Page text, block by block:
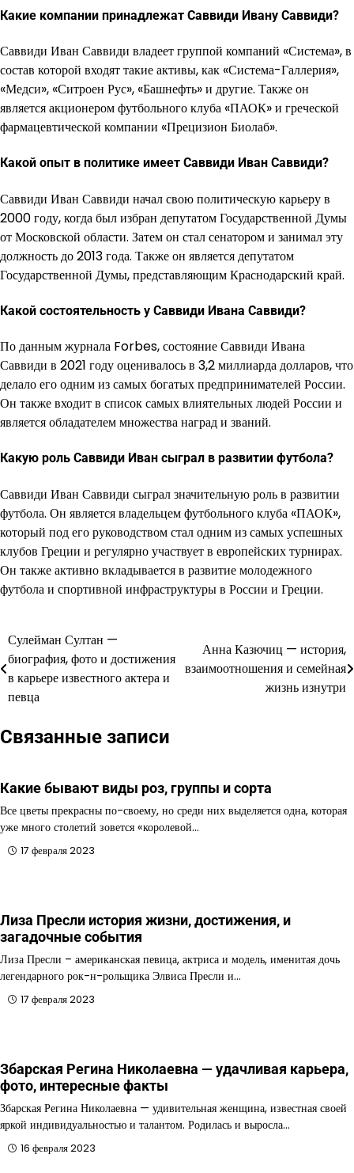
Какие компании принадлежат Саввиди Ивану Саввиди?
Саввиди Иван Саввиди владеет группой компаний «Система», в
состав которой входят такие активы, как «Система-Галлерия»,
«Медси», «Ситроен Рус», «Башнефть» и другие. Также он
является акционером футбольного клуба «ПАОК» и греческой
фармацевтической компании «Прецизион Биолаб».
Какой опыт в политике имеет Саввиди Иван Саввиди?
Саввиди Иван Саввиди начал свою политическую карьеру в
2000 году, когда был избран депутатом Государственной Думы
от Московской области. Затем он стал сенатором и занимал эту
должность до 2013 года. Также он является депутатом
Государственной Думы, представляющим Краснодарский край.
Какой состоятельность у Саввиди Ивана Саввиди?
По данным журнала Forbes, состояние Саввиди Ивана
Саввиди в 2021 году оценивалось в 3,2 миллиарда долларов, что
делало его одним из самых богатых предпринимателей России.
Он также входит в список самых влиятельных людей России и
является обладателем множества наград и званий.
Какую роль Саввиди Иван сыграл в развитии футбола?
Саввиди Иван Саввиди сыграл значительную роль в развитии
футбола. Он является владельцем футбольного клуба «ПАОК»,
который под его руководством стал одним из самых успешных
клубов Греции и регулярно участвует в европейских турнирах.
Он также активно вкладывается в развитие молодежного
футбола и спортивной инфраструктуры в России и Греции.
Навигация
по
записям
Сулейман Султан —
биография, фото и достижения
в карьере известного актера и
певца
Анна Казючиц — история,
взаимоотношения и семейная
жизнь изнутри
Связанные записи
Какие бывают виды роз, группы и сорта
Все цветы прекрасны по-своему, но среди них выделяется одна, которая
уже много столетий зовется «королевой…
17 февраля 2023
Лиза Пресли история жизни, достижения, и
загадочные события
Лиза Пресли – американская певица, актриса и модель, именитая дочь
легендарного рок-н-рольщика Элвиса Пресли и…
17 февраля 2023
Збарская Регина Николаевна — удачливая карьера,
фото, интересные факты
Збарская Регина Николаевна — удивительная женщина, известная своей
яркой индивидуальностью и талантом. Родилась и выросла…
16 февраля 2023